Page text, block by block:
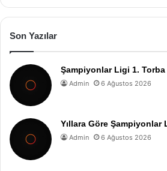
Son Yazılar
Şampiyonlar Ligi 1. Torba
Admin 6 Ağustos 2026
Yıllara Göre Şampiyonlar
Admin 6 Ağustos 2026